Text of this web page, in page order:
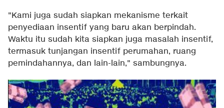
"Kami juga sudah siapkan mekanisme terkait
penyediaan insentif yang baru akan berpindah.
Waktu itu sudah kita siapkan juga masalah insentif,
termasuk tunjangan insentif perumahan, ruang
pemindahannya, dan lain-lain," sambungnya.